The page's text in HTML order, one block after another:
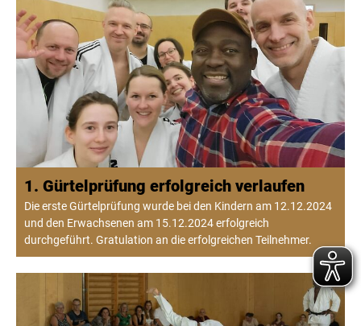
1. Gürtelprüfung erfolgreich verlaufen
Die erste Gürtelprüfung wurde bei den Kindern am 12.12.2024
und den Erwachsenen am 15.12.2024 erfolgreich
durchgeführt. Gratulation an die erfolgreichen Teilnehmer.